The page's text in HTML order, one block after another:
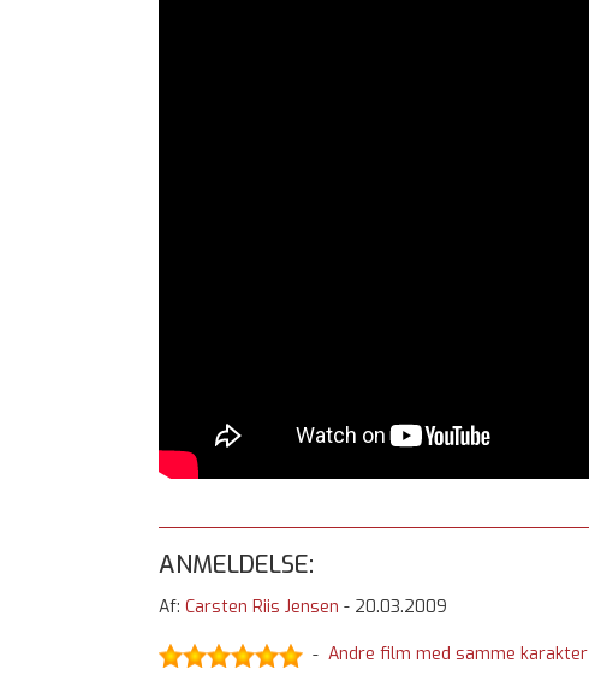
ANMELDELSE:
Af: Carsten Riis Jensen - 20.03.2009
- Andre film med samme karakter